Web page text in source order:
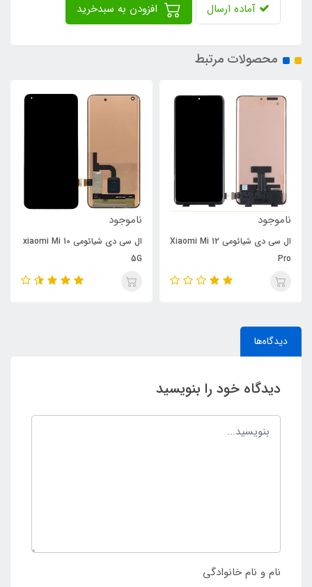
آماده ارسال
محصولات مرتبط
ناموجود
ال سی دی شیائومی Xiaomi Mi 12
Pro
ناموجود
ال سی دی شیائومی xiaomi Mi 10
5G
دیدگاه‌ها
دیدگاه خود را بنویسید
نام و نام خانوادگی